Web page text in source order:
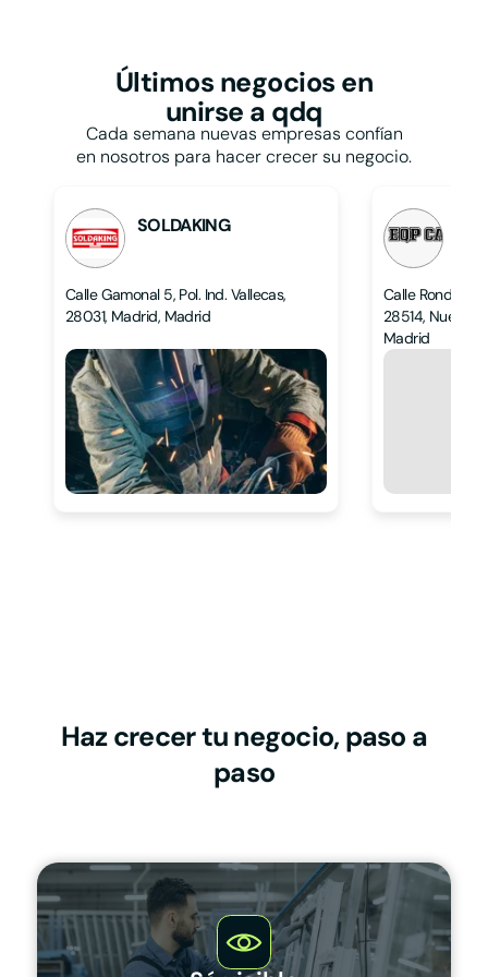
Peluquerías
Persianas
Pintores
Pizzerías
Psicólogos
Tiendas de ropa
Tintorerías y lavanderías
Toldos
Veterinarios
Últimos negocios en
unirse a qdq
Cada semana nuevas empresas confían
en nosotros para hacer crecer su negocio.
L
SOLDAKING
Calle Gamonal 5, Pol. Ind. Vallecas,
28031, Madrid, Madrid
L
Calle Ronda
28514, Nuevo
Madrid
Haz crecer tu negocio, paso a
paso